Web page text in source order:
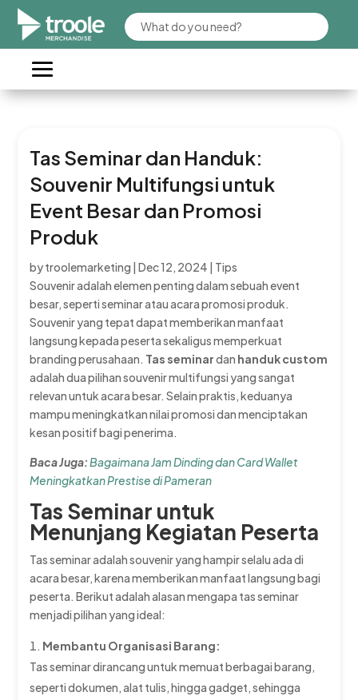
Tas Seminar dan Handuk:
Souvenir Multifungsi untuk
Event Besar dan Promosi
Produk
bytroolemarketing |Dec 12, 2024 | Tips
Souvenir adalah elemen penting dalam sebuah event
besar, seperti seminar atau acara promosi produk.
Souvenir yang tepat dapat memberikan manfaat
langsung kepada peserta sekaligus memperkuat
branding perusahaan. Tas seminardan handuk custom
adalah dua pilihan souvenir multifungsi yang sangat
relevan untuk acara besar. Selain praktis, keduanya
mampu meningkatkan nilai promosi dan menciptakan
kesan positif bagi penerima.
Baca Juga:Bagaimana Jam Dinding dan Card Wallet
Meningkatkan Prestise di Pameran
Tas Seminar untuk
Menunjang Kegiatan Peserta
Tas seminar adalah souvenir yang hampir selalu ada di
acara besar, karena memberikan manfaat langsung bagi
peserta. Berikut adalah alasan mengapa tas seminar
menjadi pilihan yang ideal:
Membantu Organisasi Barang:
Tas seminar dirancang untuk memuat berbagai barang,
seperti dokumen, alat tulis, hingga gadget, sehingga